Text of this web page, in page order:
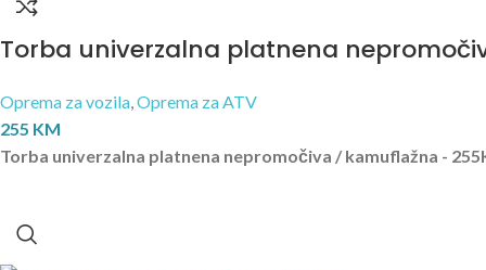
Torba univerzalna platnena
Oprema za vozila,Oprema za ATV
255 KM
Torba univerzalna platnena nepromočiva / kamuflažna -